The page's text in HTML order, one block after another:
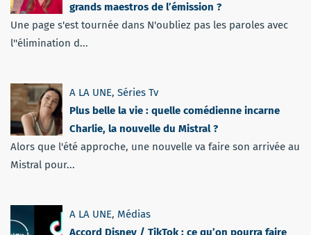
grands maestros de l’émission ?
Une page s'est tournée dans N'oubliez pas les paroles avec
l''élimination d...
A LA UNE, Séries Tv
Plus belle la vie : quelle comédienne incarne
Charlie, la nouvelle du Mistral ?
Alors que l'été approche, une nouvelle va faire son arrivée au
Mistral pour...
A LA UNE, Médias
Accord Disney / TikTok : ce qu’on pourra faire